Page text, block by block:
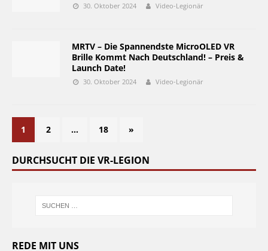
30. Oktober 2024 Video-Legionär
MRTV – Die Spannendste MicroOLED VR
Brille Kommt Nach Deutschland! – Preis &
Launch Date!
30. Oktober 2024 Video-Legionär
1 2 … 18 »
DURCHSUCHT DIE VR-LEGION
REDE MIT UNS